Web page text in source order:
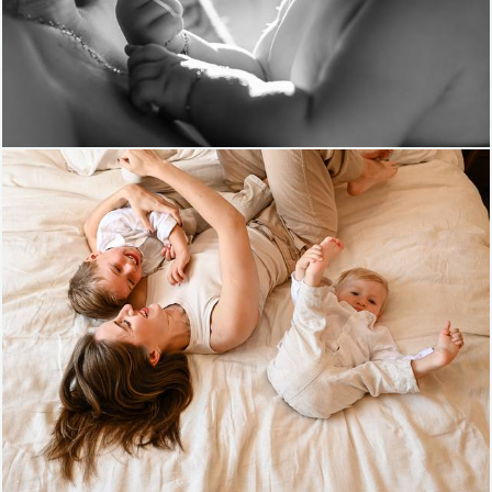
420 112
380 90